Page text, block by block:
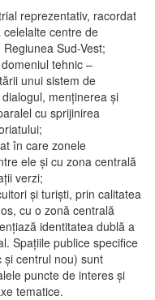
reprezentativ, racordat
centre de
Sud-Vest;
tehnic –
unui sistem de
menţinerea şi
cu sprijinirea
în care zonele
ele şi cu zona centrală
verzi;
şi turişti, prin calitatea
cu o zonă centrală
identitatea dublă a
Spaţiile publice specifice
centrul nou) sunt
puncte de interes şi
tematice.